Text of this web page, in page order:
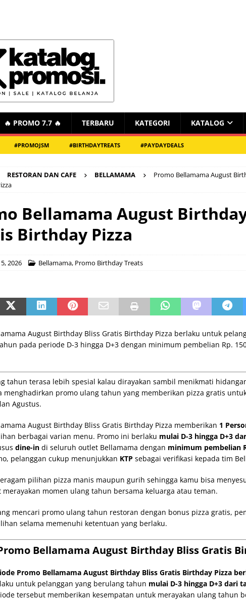
🔥 PROMO 7.7 🔥 TERBARU KATEGORI KATALOG
#PROMOJSM #BIRTHDAYTREATS #PAYDAYDEALS
RESTORAN DAN CAFE BELLAMAMA
Promo Bellamama August
Bellamama August
Birthday Pizza
2026 Bellamama, Promo Birthday Treats
August Birthday Bliss Gratis Birthday Pizza berlaku untuk
pada periode D-3 hingga D+3 dengan minimum pembelian Rp.
tahun terasa lebih spesial kalau dirayakan sambil menikmati
menghadirkan promo ulang tahun yang memberikan pizza gratis
Agustus.
August Birthday Bliss Gratis Birthday Pizza memberikan 1
berbagai varian menu. Promo ini berlaku mulai D-3 hingga D+3
dine-in di seluruh outlet Bellamama dengan minimum pembelian
pelanggan cukup menunjukkan KTP sebagai verifikasi kepada tim
pilihan pizza manis maupun gurih sehingga kamu bisa
merayakan momen ulang tahun bersama keluarga atau teman.
mencari promo ulang tahun restoran dengan bonus pizza gratis,
selama memenuhi ketentuan yang berlaku.
Bellamama August Birthday Bliss Gratis
Promo Bellamama August Birthday Bliss Gratis Birthday Pizza
untuk pelanggan yang berulang tahun mulai D-3 hingga D+3 dari
tersebut memberikan kesempatan untuk merayakan ulang tahun